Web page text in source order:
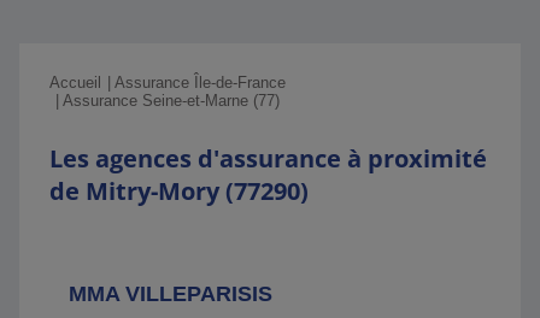
Accueil
Assurance Île-de-France
Assurance Seine-et-Marne (77)
Les agences d'assurance à proximité
de Mitry-Mory (77290)
MMA VILLEPARISIS